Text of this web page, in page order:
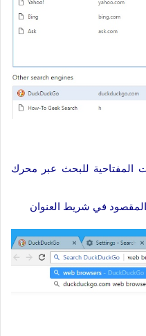
المفتاحية للبحث عبر محرك
في شريط العنوان